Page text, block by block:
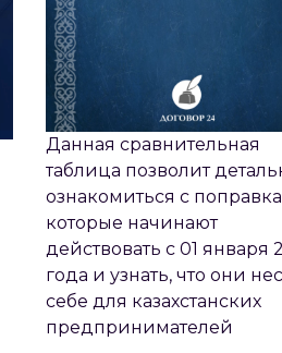
Данная сравнительная
таблица позволит
ознакомиться с
которые начинают
действовать с 01 января
года и узнать, что они
себе для казахстанских
предпринимателей
СРАВНИТЕЛЬНАЯ
ИЗМЕНЕНИЙ